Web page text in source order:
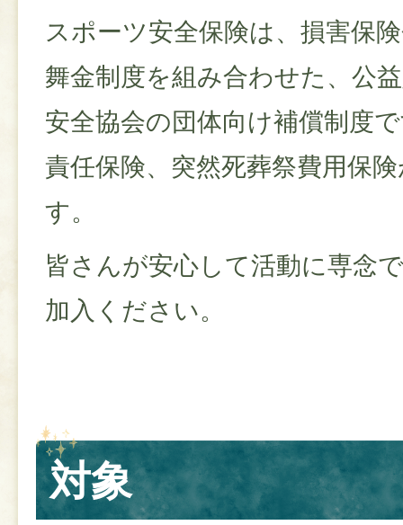
スポーツ安全保険は、損害保
舞金制度を組み合わせた、公
安全協会の団体向け補償制度
責任保険、突然死葬祭費用保
す。
皆さんが安心して活動に専念
加入ください。
対象